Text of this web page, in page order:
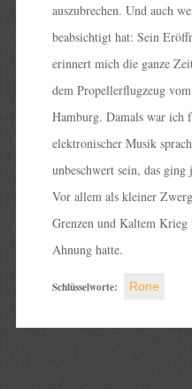
auszubrechen. Und auch
beabsichtigt hat: Sein
erinnert mich die ganze
dem Propellerflugzeug
Hamburg. Damals war ich
elektronischer Musik
unbeschwert sein, das
Vor allem als kleiner
Grenzen und Kaltem
Ahnung hatte.
Schlüsselworte: Rone